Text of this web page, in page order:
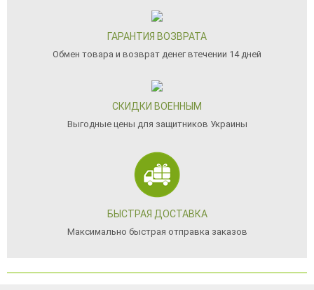
ГАРАНТИЯ ВОЗВРАТА
Обмен товара и возврат денег втечении 14 дней
СКИДКИ ВОЕННЫМ
Выгодные цены для защитников Украины
БЫСТРАЯ ДОСТАВКА
Максимально быстрая отправка заказов